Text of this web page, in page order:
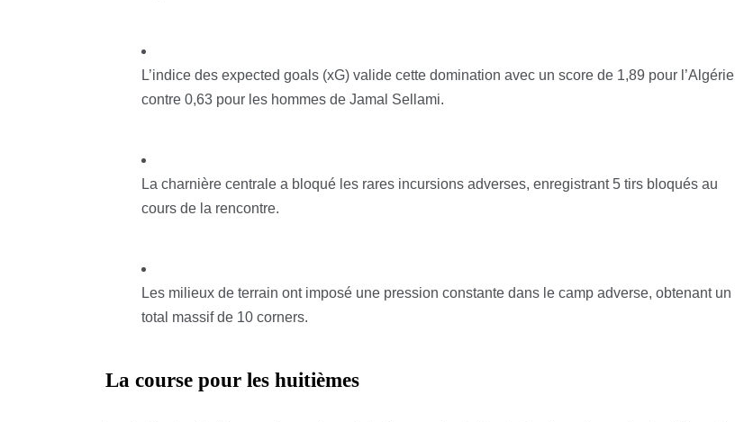
L’indice des expected goals (xG) valide cette domination avec un score de 1,89 pour l’Algérie
contre 0,63 pour les hommes de Jamal Sellami.
La charnière centrale a bloqué les rares incursions adverses, enregistrant 5 tirs bloqués au
cours de la rencontre.
Les milieux de terrain ont imposé une pression constante dans le camp adverse, obtenant un
total massif de 10 corners.
La course pour les huitièmes